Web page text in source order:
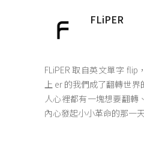
FLiPER
FLiPER 取自英文單字 flip
上 er 的我們成了翻轉世
人心裡都有一塊想要翻轉
內心發起小小革命的那一